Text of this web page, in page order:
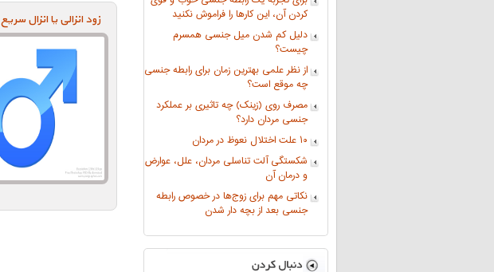
کردن آن، این کارها را فراموش نکنید
دلیل کم شدن میل جنسی همسرم
چیست؟
از نظر علمی بهترین زمان برای رابطه جنسی
چه موقع است؟
مصرف روی (زینک) چه تاثیری بر عملکرد
جنسی مردان دارد؟
۱۰ علت اختلال نعوظ در مردان
شکستگی آلت تناسلی مردان، علل، عوارض
و درمان آن
نکاتی مهم برای زوج‌ها در خصوص رابطه
جنسی بعد از بچه دار شدن
زود انزالی یا انزال سریع